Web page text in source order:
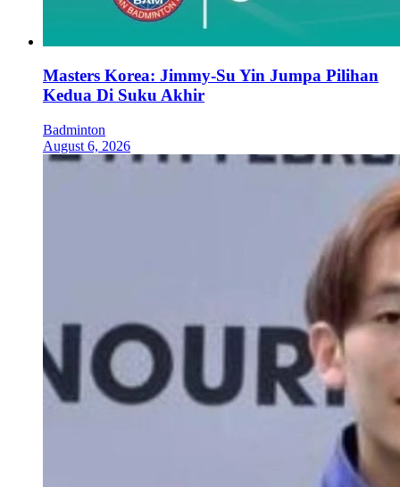
Masters Korea: Jimmy-Su Yin Jumpa Pilihan
Kedua Di Suku Akhir
Badminton
August 6, 2026